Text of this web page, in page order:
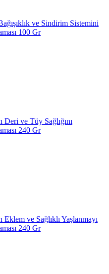
ve Sindirim Sistemini
100 Gr
ve Tüy Sağlığını
240 Gr
ve Sağlıklı Yaşlanmayı
240 Gr